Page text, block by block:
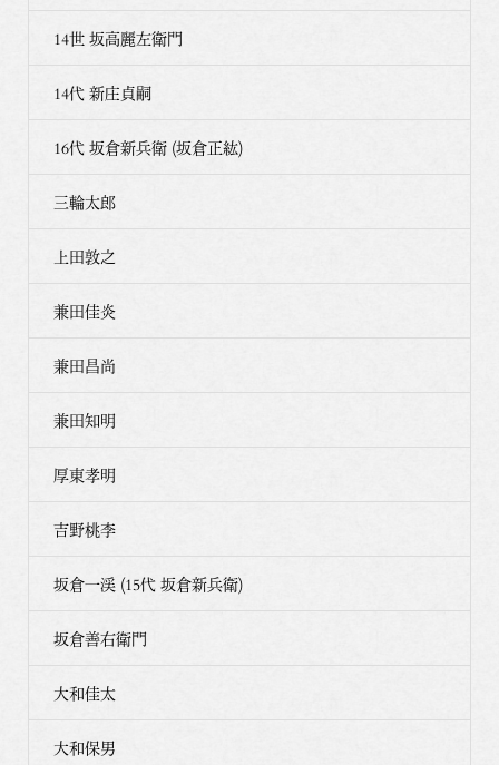
14世 坂高麗左衛門
14代 新庄貞嗣
16代 坂倉新兵衛 (坂倉正紘)
三輪太郎
上田敦之
兼田佳炎
兼田昌尚
兼田知明
厚東孝明
吉野桃李
坂倉一渓 (15代 坂倉新兵衛)
坂倉善右衛門
大和佳太
大和保男